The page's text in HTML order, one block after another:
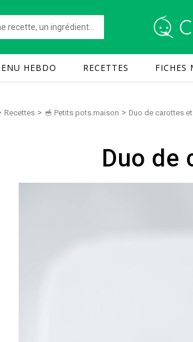
HEBDO RECETTES FICHES
Recettes > 🥣 Petits pots maison > Duo de carottes
Duo de